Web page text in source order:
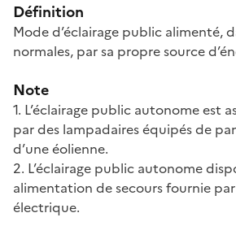
Définition
Mode d’éclairage public alimenté,
normales, par sa propre source
Note
1. L’éclairage public autonome est
par des lampadaires équipés de
d’une éolienne.
2. L’éclairage public autonome
alimentation de secours fournie
électrique.